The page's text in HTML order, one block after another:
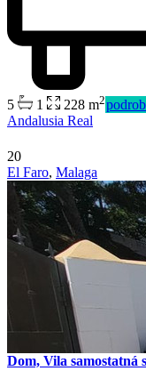
5 1 228 m2
Andalusia Real
20
El Faro, Malaga
Dom, Vila samostatná